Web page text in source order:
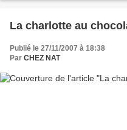
La charlotte au
Publié le 27/11/2007 à 18:38
Par CHEZ NAT